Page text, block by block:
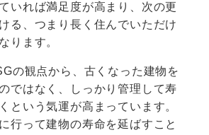
いれば満足度が高まり、次の更
る、つまり長く住んでいただけ
ります。
の観点から、古くなった建物を
ではなく、しっかり管理して寿
という気運が高まっています。
行って建物の寿命を延ばすこと